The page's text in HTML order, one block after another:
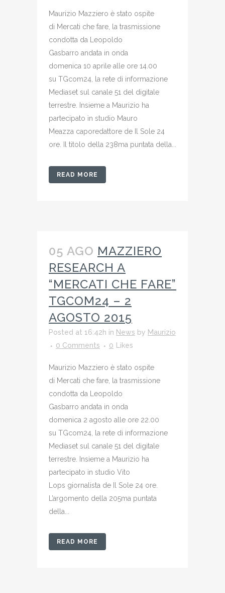
Maurizio Mazziero è stato ospite
di Mercati che fare, la trasmissione
condotta da Leopoldo
Gasbarro andata in onda
domenica 10 aprile alle ore 14.00
su TGcom24, la rete di informazione
Mediaset sul canale 51 del digitale
terrestre. Insieme a Maurizio ha
partecipato in studio Mauro
Meazza caporedattore de Il Sole 24
ore. Il titolo della 238ma puntata della...
READ MORE
05 AGO MAZZIERO
RESEARCH A
“MERCATI CHE FARE”
TGCOM24 – 2
AGOSTO 2015
Posted at 16:42h in News by Maurizio
0 Comments
0 Likes
Maurizio Mazziero è stato ospite
di Mercati che fare, la trasmissione
condotta da Leopoldo
Gasbarro andata in onda
domenica 2 agosto alle ore 22.00
su TGcom24, la rete di informazione
Mediaset sul canale 51 del digitale
terrestre. Insieme a Maurizio ha
partecipato in studio Vito
Lops giornalista de Il Sole 24 ore.
L’argomento della 205ma puntata
della...
READ MORE